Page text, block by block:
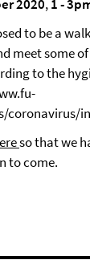
2020,1 -
to be a
meet some
to the
coronavirus/
so that we
to come.